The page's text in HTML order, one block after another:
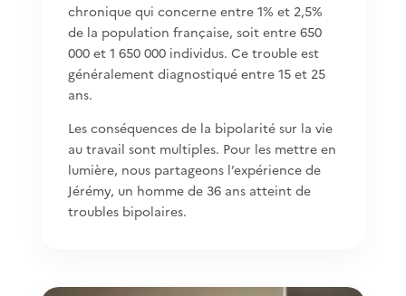
chronique qui concerne entre 1% et 2,5%
de la population française, soit entre 650
000 et 1 650 000 individus. Ce trouble est
généralement diagnostiqué entre 15 et 25
ans.
Les conséquences de la bipolarité sur la vie
au travail sont multiples. Pour les mettre en
lumière, nous partageons l’expérience de
Jérémy, un homme de 36 ans atteint de
troubles bipolaires.